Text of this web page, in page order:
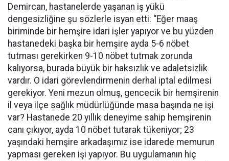
Demircan, hastanelerde yaşanan iş yükü
dengesizliğine şu sözlerle isyan etti: “Eğer maaş
biriminde bir hemşire idari işler yapıyor ve bu yüzden
hastanedeki başka bir hemşire ayda 5-6 nöbet
tutması gerekirken 9-10 nöbet tutmak zorunda
kalıyorsa, burada büyük bir haksızlık ve adaletsizlik
vardır. O idari görevlendirmenin derhal iptal edilmesi
gerekiyor. Yeni mezun olmuş, gencecik bir hemşirenin
il veya ilçe sağlık müdürlüğünde masa başında ne işi
var? Hastanede 20 yıllık deneyime sahip hemşirenin
canı çıkıyor, ayda 10 nöbet tutarak tükeniyor; 23
yaşındaki hemşire arkadaşımız ise idarede memurun
yapması gereken işi yapıyor. Bu uygulamanın hiç